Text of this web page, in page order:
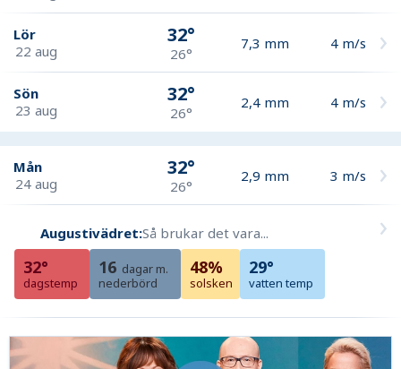
Lör
22 aug
32°
26°
7,3 mm 4 m/s
Sön
23 aug
32°
26°
2,4 mm 4 m/s
Mån
24 aug
32°
26°
2,9 mm 3 m/s
Augustivädret:Så brukar det vara...
32°
dagstemp
16 dagar m.
nederbörd
48%
solsken
29°
vatten temp